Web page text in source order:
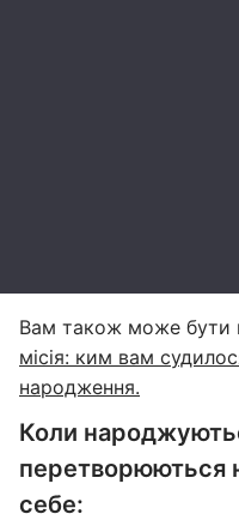
Вам також може бути
місія: ким вам
народження.
Коли
перетворюються
себе: